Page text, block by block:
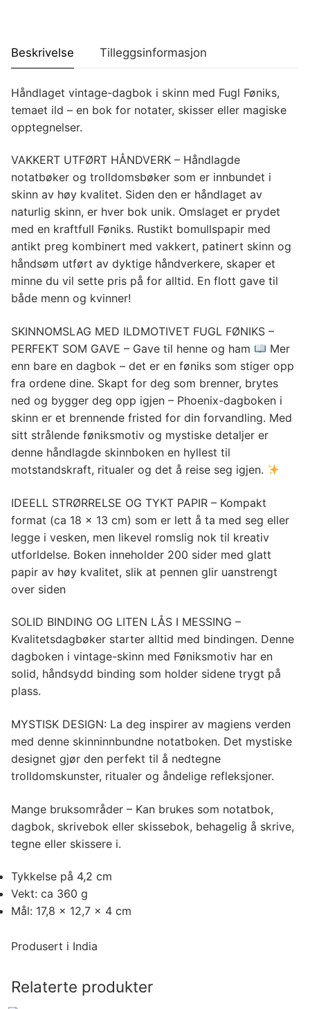
Beskrivelse Tilleggsinformasjon
Håndlaget vintage-dagbok i skinn med Fugl Føniks,
temaet ild – en bok for notater, skisser eller magiske
opptegnelser.
VAKKERT UTFØRT HÅNDVERK – Håndlagde
notatbøker og trolldomsbøker som er innbundet i
skinn av høy kvalitet. Siden den er håndlaget av
naturlig skinn, er hver bok unik. Omslaget er prydet
med en kraftfull Føniks. Rustikt bomullspapir med
antikt preg kombinert med vakkert, patinert skinn og
håndsøm utført av dyktige håndverkere, skaper et
minne du vil sette pris på for alltid. En flott gave til
både menn og kvinner!
SKINNOMSLAG MED ILDMOTIVET FUGL FØNIKS –
PERFEKT SOM GAVE – Gave til henne og ham
Mer
enn bare en dagbok – det er en føniks som stiger opp
fra ordene dine. Skapt for deg som brenner, brytes
ned og bygger deg opp igjen – Phoenix-dagboken i
skinn er et brennende fristed for din forvandling. Med
sitt strålende føniksmotiv og mystiske detaljer er
denne håndlagde skinnboken en hyllest til
motstandskraft, ritualer og det å reise seg igjen.
IDEELL STRØRRELSE OG TYKT PAPIR – Kompakt
format (ca 18 x 13 cm) som er lett å ta med seg eller
legge i vesken, men likevel romslig nok til kreativ
utforldelse. Boken inneholder 200 sider med glatt
papir av høy kvalitet, slik at pennen glir uanstrengt
over siden
SOLID BINDING OG LITEN LÅS I MESSING –
Kvalitetsdagbøker starter alltid med bindingen. Denne
dagboken i vintage-skinn med Føniksmotiv har en
solid, håndsydd binding som holder sidene trygt på
plass.
MYSTISK DESIGN: La deg inspirer av magiens verden
med denne skinninnbundne notatboken. Det mystiske
designet gjør den perfekt til å nedtegne
trolldomskunster, ritualer og åndelige refleksjoner.
Mange bruksområder – Kan brukes som notatbok,
dagbok, skrivebok eller skissebok, behagelig å skrive,
tegne eller skissere i.
Tykkelse på 4,2 cm
Vekt: ca 360 g
Mål: 17,8 x 12,7 x 4 cm
Produsert i India
Relaterte produkter